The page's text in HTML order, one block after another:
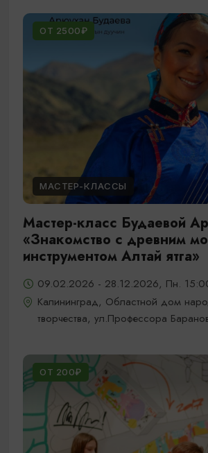
ОТ 2500₽
МАСТЕР-КЛАССЫ
Мастер-класс Будаевой
«Знакомство с древним
инструментом Алтай ятга»
09.02.2026 - 28.12.2026, Пн.
Калининград, Областной дом
творчества, ул.Профессора
ОТ 200₽